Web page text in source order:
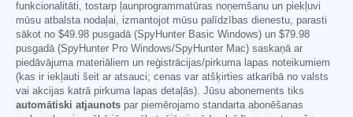
funkcionalitāti, tostarp ļaunprogrammatūras noņemšanu un piekļuvi
mūsu atbalsta nodaļai, izmantojot mūsu palīdzības dienestu, parasti
sākot no $49.98 pusgadā (SpyHunter Basic Windows) un $79.98
pusgadā (SpyHunter Pro Windows/SpyHunter Mac) saskaņā ar
piedāvājuma materiāliem un reģistrācijas/pirkuma lapas noteikumiem
(kas ir iekļauti šeit ar atsauci; cenas var atšķirties atkarībā no valsts
vai akcijas katrā pirkuma lapas detaļās). Jūsu abonements tiks
automātiski atjaunots par piemērojamo standarta abonēšanas